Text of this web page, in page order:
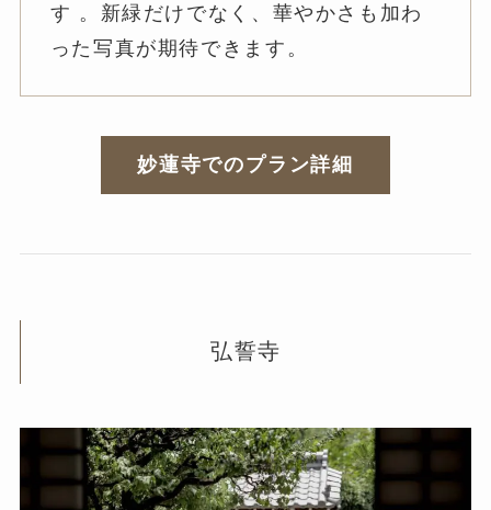
す 。新緑だけでなく、華やかさも加わ
った写真が期待できます。
妙蓮寺でのプラン詳細
弘誓寺